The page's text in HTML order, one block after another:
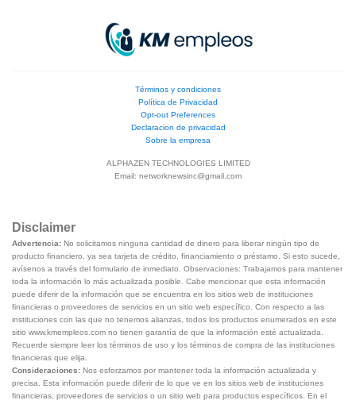
Términos y condiciones
Política de Privacidad
Opt-out Preferences
Declaracion de privacidad
Sobre la empresa
ALPHAZEN TECHNOLOGIES LIMITED
Email: networknewsinc@gmail.com
Disclaimer
Advertencia: No solicitamos ninguna cantidad de dinero para liberar ningún tipo de
producto financiero, ya sea tarjeta de crédito, financiamiento o préstamo. Si esto sucede,
avísenos a través del formulario de inmediato. Observaciones: Trabajamos para mantener
toda la información lo más actualizada posible. Cabe mencionar que esta información
puede diferir de la información que se encuentra en los sitios web de instituciones
financieras o proveedores de servicios en un sitio web específico. Con respecto a las
instituciones con las que no tenemos alianzas, todos los productos enumerados en este
sitio www.kmempleos.com no tienen garantía de que la información esté actualizada.
Recuerde siempre leer los términos de uso y los términos de compra de las instituciones
financieras que elija.
Consideraciones: Nos esforzamos por mantener toda la información actualizada y
precisa. Esta información puede diferir de lo que ve en los sitios web de instituciones
financieras, proveedores de servicios o un sitio web para productos específicos. En el